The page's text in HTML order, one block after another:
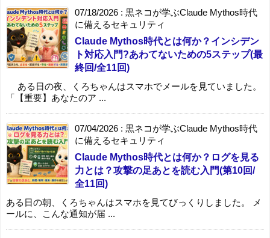
07/18/2026 : 黒ネコが学ぶClaude Mythos時代
に備えるセキュリティ
Claude Mythos時代とは何か？インシデン
ト対応入門?あわてないための5ステップ(最
終回/全11回)
ある日の夜、くろちゃんはスマホでメールを見ていました。
「【重要】あなたのア ...
07/04/2026 : 黒ネコが学ぶClaude Mythos時代
に備えるセキュリティ
Claude Mythos時代とは何か？ログを見る
力とは？攻撃の足あとを読む入門(第10回/
全11回)
ある日の朝、くろちゃんはスマホを見てびっくりしました。 メ
ールに、こんな通知が届 ...